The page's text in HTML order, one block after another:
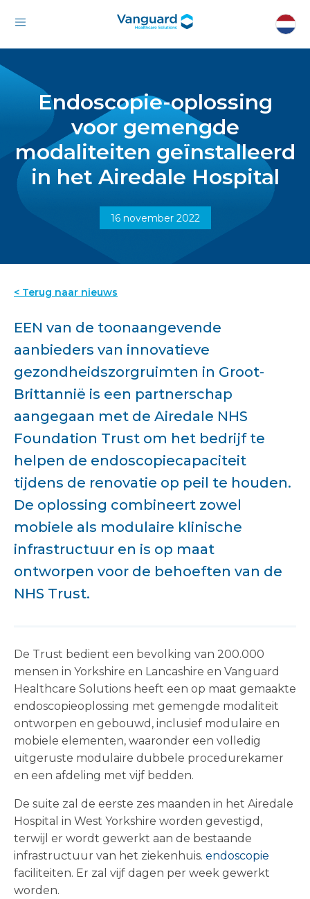
Endoscopie-oplossing
voor gemengde
modaliteiten geïnstalleerd
in het Airedale Hospital
16 november 2022
< Terug naar nieuws
EEN van de toonaangevende
aanbieders van innovatieve
gezondheidszorgruimten in Groot-
Brittannië is een partnerschap
aangegaan met de Airedale NHS
Foundation Trust om het bedrijf te
helpen de endoscopiecapaciteit
tijdens de renovatie op peil te houden.
De oplossing combineert zowel
mobiele als modulaire klinische
infrastructuur en is op maat
ontworpen voor de behoeften van de
NHS Trust.
De Trust bedient een bevolking van 200.000
mensen in Yorkshire en Lancashire en Vanguard
Healthcare Solutions heeft een op maat gemaakte
endoscopieoplossing met gemengde modaliteit
ontworpen en gebouwd, inclusief modulaire en
mobiele elementen, waaronder een volledig
uitgeruste modulaire dubbele procedurekamer
en een afdeling met vijf bedden.
De suite zal de eerste zes maanden in het Airedale
Hospital in West Yorkshire worden gevestigd,
terwijl er wordt gewerkt aan de bestaande
infrastructuur van het ziekenhuis. endoscopie
faciliteiten. Er zal vijf dagen per week gewerkt
worden.